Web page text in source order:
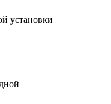
установки